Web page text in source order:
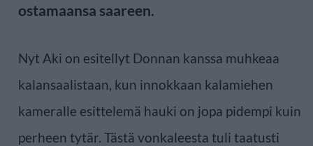
ostamaansa saareen.
Nyt Aki on esitellyt Donnan kanssa muhkeaa
kalansaalistaan, kun innokkaan kalamiehen
kameralle esittelemä hauki on jopa pidempi kuin
perheen tytär. Tästä vonkaleesta tuli taatusti